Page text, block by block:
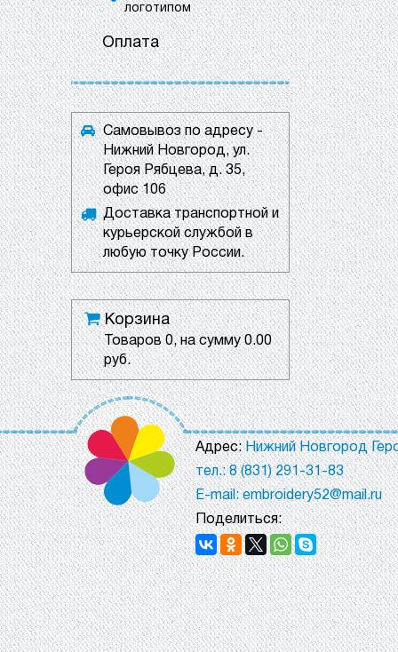
логотипом
Оплата
Самовывоз по адресу -
Нижний Новгород, ул.
Героя Рябцева, д. 35,
офис 106
Доставка транспортной и
курьерской службой в
любую точку России.
Корзина
Товаров0, на сумму0.00
руб.
Адрес:Нижний Новгород
тел.: 8 (831) 291-31-83
E-mail: embroidery52@mail.ru
Поделиться: